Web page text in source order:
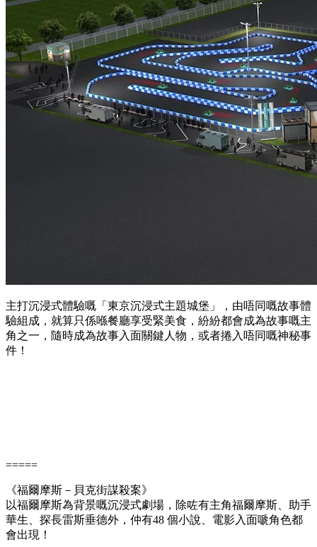
主打沉浸式體驗嘅「東京沉浸式主題城堡」，由唔同嘅故事體
驗組成，就算只係喺餐廳享受緊美食，紛紛都會成為故事嘅主
角之一，隨時成為故事入面關鍵人物，或者捲入唔同嘅神秘事
件！
=====
《福爾摩斯－貝克街謀殺案》
以福爾摩斯為背景嘅沉浸式劇場，除咗有主角福爾摩斯、助手
華生、探長雷斯垂德外，仲有48 個小說、電影入面嗁角色都
會出現！